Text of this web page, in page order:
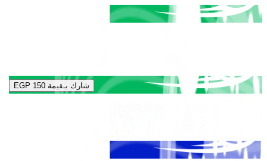
شارك بـقيمة EGP 150